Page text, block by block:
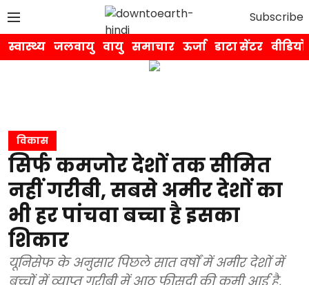
Subscribe
स्वास्थ्य जलवायु वायु समाचार ऊर्जा डाटा सेंटर वीडियो
विकास
सिर्फ कमजोर देशों तक सीमित
नहीं गरीबी, सबसे अमीर देशों का
भी हर पांचवा बच्चा है इसका
शिकार
यूनिसेफ के अनुसार पिछले सात वर्षों में अमीर देशों में
बच्चों में व्याप्त गरीबी में आठ फीसदी की कमी आई है,